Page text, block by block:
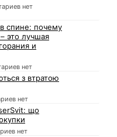
нет
спине: почему
это лучшая
и
нет
з втратою
нет
що
нет